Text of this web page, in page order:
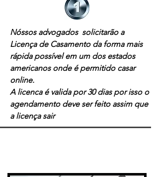
Nóssos advogados solicitarão a
Licença de Casamento da forma mais
rápida possível em um dos estados
americanos onde é permitido casar
online.
A licenca é valida por 30 dias por isso o
agendamento deve ser feito assim que
a licença sair